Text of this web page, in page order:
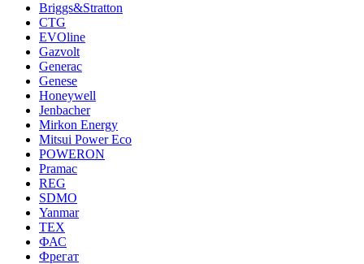
Briggs&Stratton
CTG
EVOline
Gazvolt
Generac
Genese
Honeywell
Jenbacher
Mirkon Energy
Mitsui Power Eco
POWERON
Pramac
REG
SDMO
Yanmar
ТЕХ
ФАС
Фрегат